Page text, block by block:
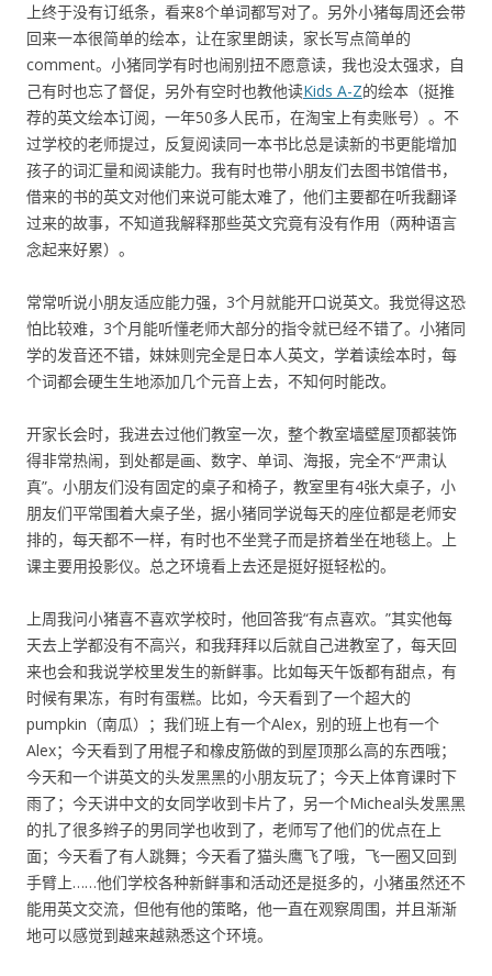
上终于没有订纸条，看来8个单词都写对了。另外小猪每周还会带
回来一本很简单的绘本，让在家里朗读，家长写点简单的
comment。小猪同学有时也闹别扭不愿意读，我也没太强求，自
己有时也忘了督促，另外有空时也教他读Kids A-Z的绘本（挺推
荐的英文绘本订阅，一年50多人民币，在淘宝上有卖账号）。不
过学校的老师提过，反复阅读同一本书比总是读新的书更能增加
孩子的词汇量和阅读能力。我有时也带小朋友们去图书馆借书，
借来的书的英文对他们来说可能太难了，他们主要都在听我翻译
过来的故事，不知道我解释那些英文究竟有没有作用（两种语言
念起来好累）。
常常听说小朋友适应能力强，3个月就能开口说英文。我觉得这恐
怕比较难，3个月能听懂老师大部分的指令就已经不错了。小猪同
学的发音还不错，妹妹则完全是日本人英文，学着读绘本时，每
个词都会硬生生地添加几个元音上去，不知何时能改。
开家长会时，我进去过他们教室一次，整个教室墙壁屋顶都装饰
得非常热闹，到处都是画、数字、单词、海报，完全不“严肃认
真”。小朋友们没有固定的桌子和椅子，教室里有4张大桌子，小
朋友们平常围着大桌子坐，据小猪同学说每天的座位都是老师安
排的，每天都不一样，有时也不坐凳子而是挤着坐在地毯上。上
课主要用投影仪。总之环境看上去还是挺好挺轻松的。
上周我问小猪喜不喜欢学校时，他回答我“有点喜欢。”其实他每
天去上学都没有不高兴，和我拜拜以后就自己进教室了，每天回
来也会和我说学校里发生的新鲜事。比如每天午饭都有甜点，有
时候有果冻，有时有蛋糕。比如，今天看到了一个超大的
pumpkin（南瓜）；我们班上有一个Alex，别的班上也有一个
Alex；今天看到了用棍子和橡皮筋做的到屋顶那么高的东西哦；
今天和一个讲英文的头发黑黑的小朋友玩了；今天上体育课时下
雨了；今天讲中文的女同学收到卡片了，另一个Micheal头发黑黑
的扎了很多辫子的男同学也收到了，老师写了他们的优点在上
面；今天看了有人跳舞；今天看了猫头鹰飞了哦，飞一圈又回到
手臂上……他们学校各种新鲜事和活动还是挺多的，小猪虽然还不
能用英文交流，但他有他的策略，他一直在观察周围，并且渐渐
地可以感觉到越来越熟悉这个环境。